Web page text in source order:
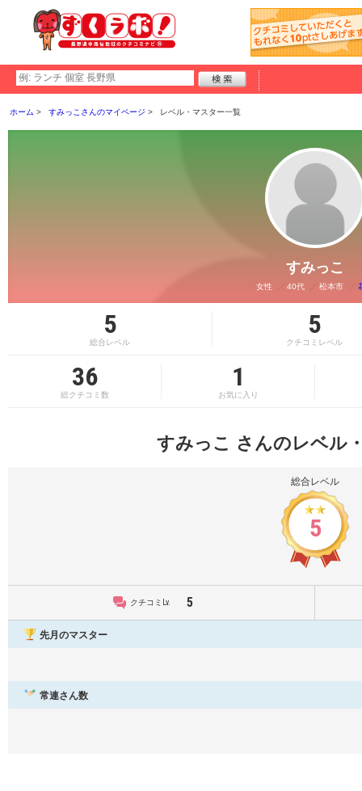
ホーム すみっこさんのマイページ レベル・マスター一覧
すみっこ
女性 40代 松本市
5
総合レベル
5
クチコミレベル
36
総クチコミ数
1
お気に入り
すみっこ さんのレベル
総合レベル
5
クチコミLv. 5
先月のマスター
常連さん数